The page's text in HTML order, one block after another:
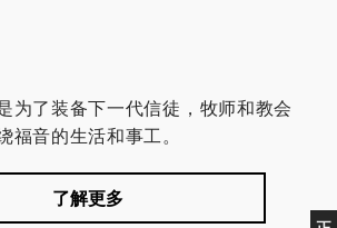
为了装备下一代信徒，牧师和教会
福音的生活和事工。
了解更多